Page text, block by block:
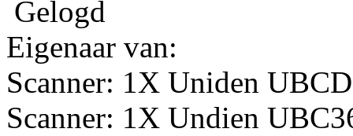
Gelogd
Eigenaar van:
Scanner: 1X Uniden
Scanner: 1X Undien